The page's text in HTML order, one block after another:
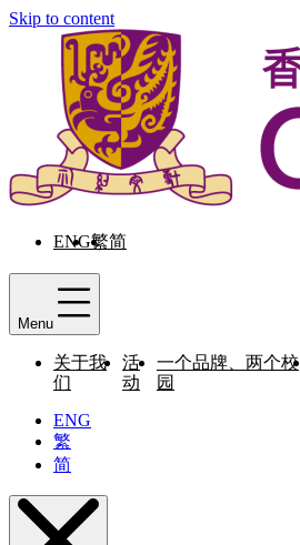
Skip to content
ENG繁简
Menu
关于我
们
活
动
一个品牌、两个校
园
ENG
繁
简